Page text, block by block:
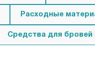
Расходные
Средства для бровей